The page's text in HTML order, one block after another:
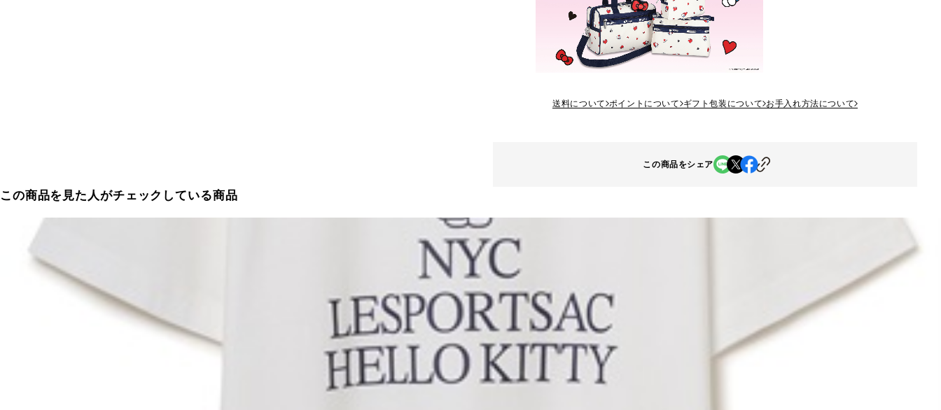
送料について ポイントについて ギフト包装について お手入れ方法について
この商品をシェア
この商品を見た人がチェックしている商品